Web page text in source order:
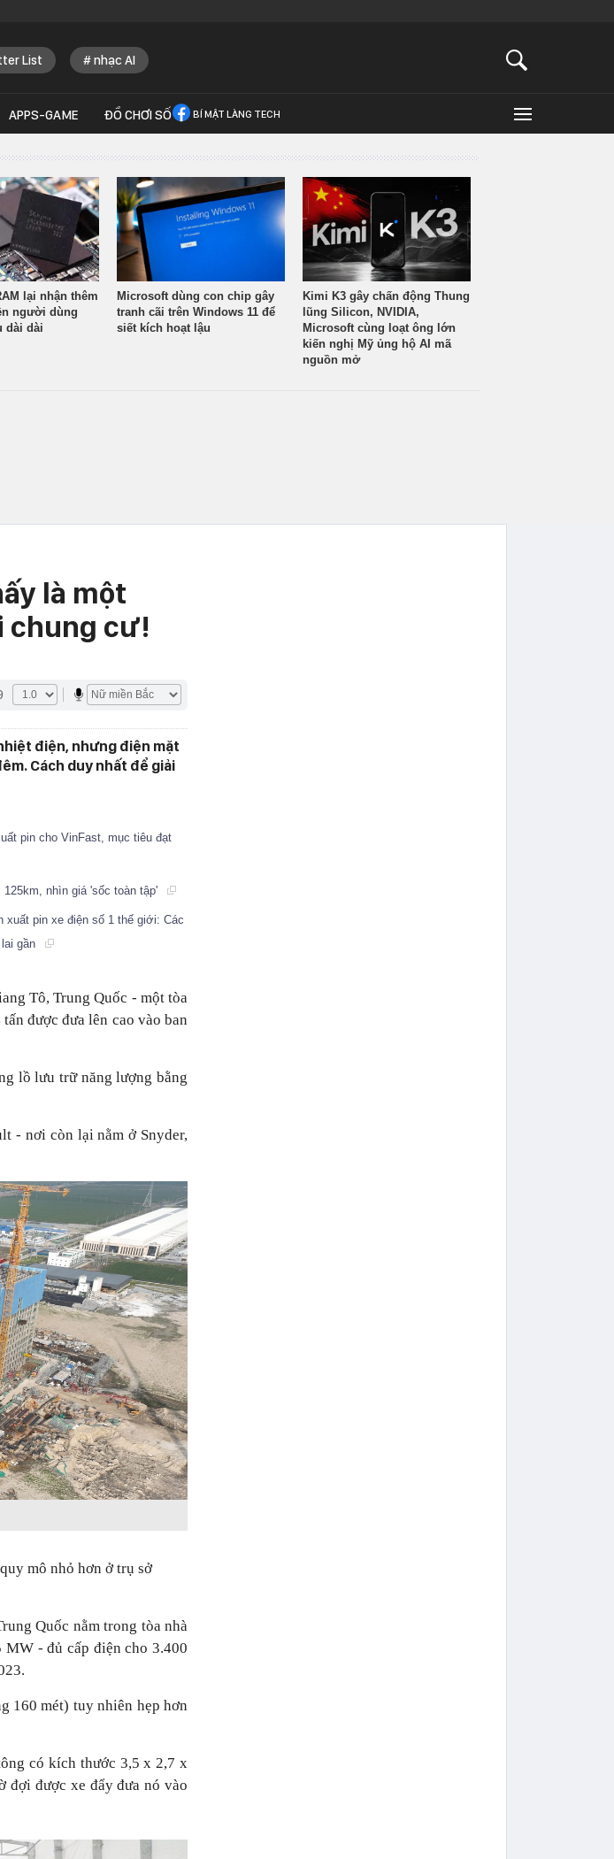
List nhạc AI
APPS-GAME ĐỒ CHƠI SỐ BÍ MẬT LÀNG TECH
lại nhận thêm
người dùng
dài dài
Microsoft dùng con chip gây
tranh cãi trên Windows 11 để
siết kích hoạt lậu
Kimi K3 gây chấn động Thung
lũng Silicon, NVIDIA,
Microsoft cùng loạt ông lớn
kiến nghị Mỹ ủng hộ AI mã
nguồn mở
là một
chung cư!
điện, nhưng điện mặt
Cách duy nhất để giải
pin cho VinFast, mục tiêu đạt
nhìn giá 'sốc toàn tập'
pin xe điện số 1 thế giới: Các
gần
Tô, Trung Quốc - một tòa
được đưa lên cao vào ban
lồ lưu trữ năng lượng bằng
- nơi còn lại nằm ở Snyder,
mô nhỏ hơn ở trụ sở
Quốc nằm trong tòa nhà
- đủ cấp điện cho 3.400
160 mét) tuy nhiên hẹp hơn
có kích thước 3,5 x 2,7 x
đợi được xe đẩy đưa nó vào